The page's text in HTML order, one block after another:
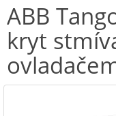
ABB
kryt